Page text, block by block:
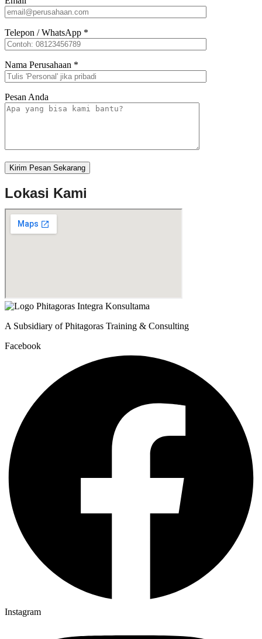
Telepon / WhatsApp *
Nama Perusahaan *
Pesan Anda
Lokasi Kami
A Subsidiary of Phitagoras Training & Consulting
Facebook
Instagram